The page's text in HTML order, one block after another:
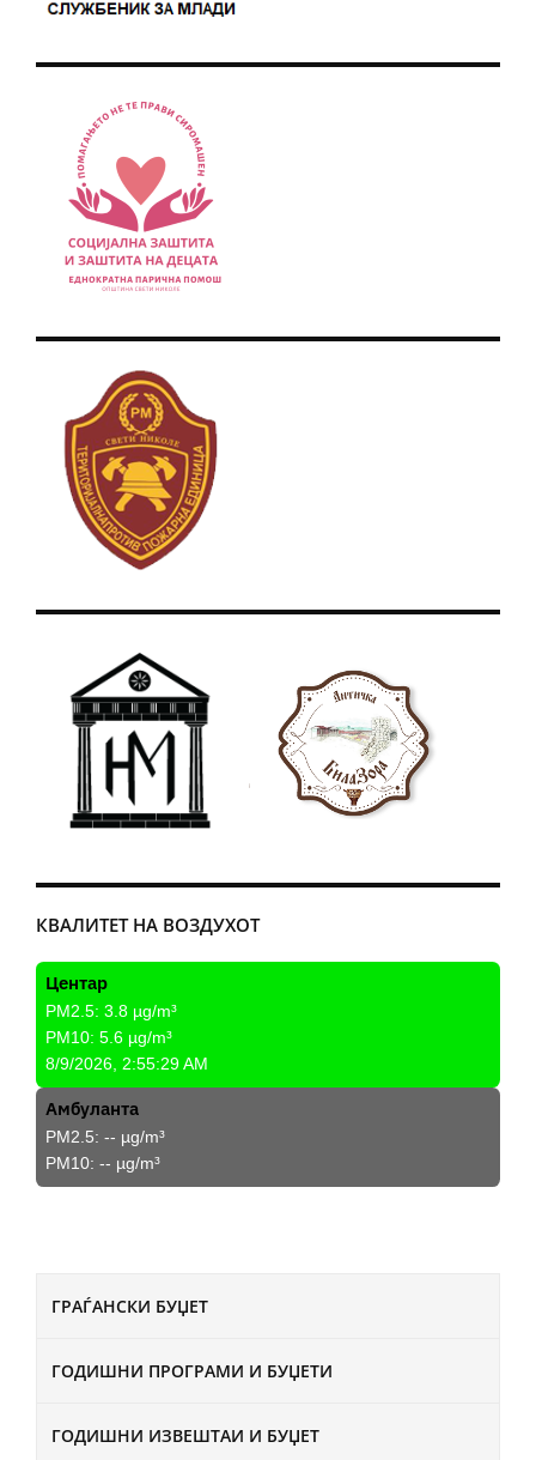
ГРАЃАНСКИ БУЏЕТ
ГОДИШНИ ПРОГРАМИ И БУЏЕТИ
ГОДИШНИ ИЗВЕШТАИ И БУЏЕТ
КВАЛИТЕТ НА ВОЗДУХОТ
Центар
PM2.5: 3.8 µg/m³
PM10: 5.6 µg/m³
8/9/2026, 2:55:29 AM
Амбуланта
PM2.5: -- µg/m³
PM10: -- µg/m³